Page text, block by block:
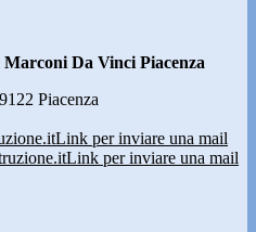
Da Vinci Piacenza
Piacenza
Link per inviare una mail
Link per inviare una mail